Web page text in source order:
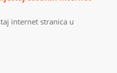
internet stranica u